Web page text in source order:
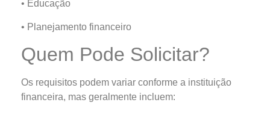
• Educação
• Planejamento financeiro
Quem Pode Solicitar?
Os requisitos podem variar conforme a instituição
financeira, mas geralmente incluem: